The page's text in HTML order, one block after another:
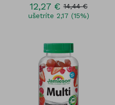
12,27 € 14,44 €
ušetríte 2,17 (15%)